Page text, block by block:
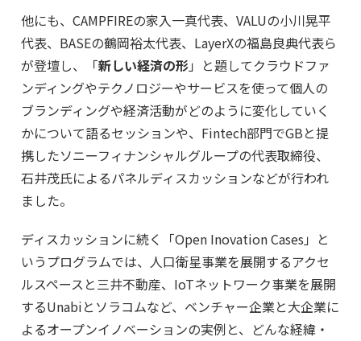
他にも、CAMPFIREの家入一真代表、VALUの小川晃平
代表、BASEの鶴岡裕太代表、LayerXの福島良典代表ら
が登壇し、「新しい経済の形」と題してクラウドファ
ンディングやテクノロジーやサービスを使って個人の
ブランディングや経済活動がどのように変化していく
かについて語るセッションや、Fintech部門でGBと提
携したソニーフィナンシャルグループの代表取締役、
石井茂氏によるパネルディスカッションなどが行われ
ました。
ディスカッションに続く「Open Inovation Cases」と
いうプログラムでは、人口衛星事業を展開するアクセ
ルスペースと三井不動産、IoTネットワーク事業を展開
するUnabiとソラコムなど、ベンチャー企業と大企業に
よるオープンイノベーションの実例と、どんな経緯・